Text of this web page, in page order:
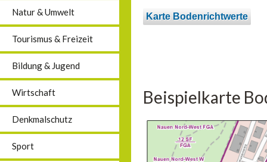
Natur & Umwelt
Tourismus & Freizeit
Bildung & Jugend
Wirtschaft
Denkmalschutz
Sport
Karte Bodenrichtwerte
Beispielkarte